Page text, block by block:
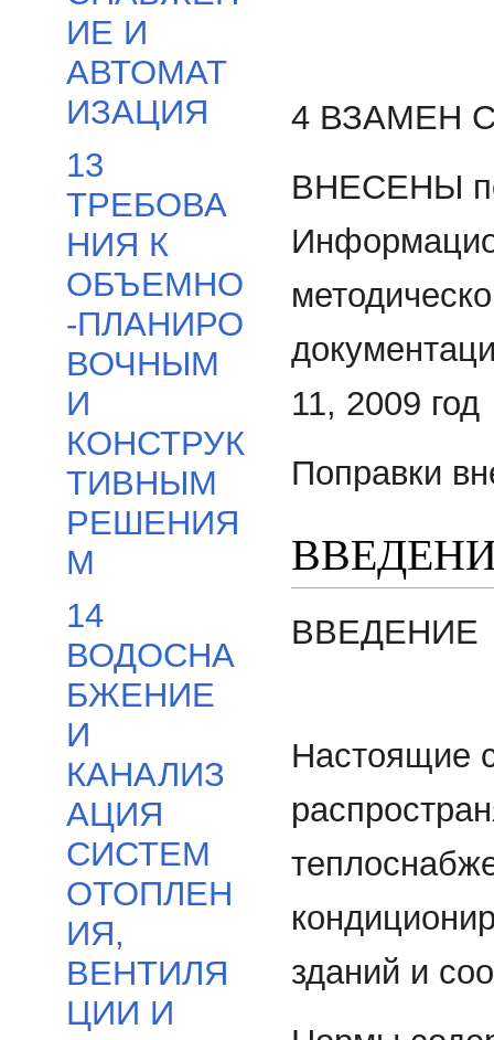
ИЕ И
АВТОМАТ
ИЗАЦИЯ
13
ТРЕБОВА
НИЯ К
ОБЪЕМНО
-ПЛАНИРО
ВОЧНЫМ
И
КОНСТРУК
ТИВНЫМ
РЕШЕНИЯ
М
14
ВОДОСНА
БЖЕНИЕ
И
КАНАЛИЗ
АЦИЯ
СИСТЕМ
ОТОПЛЕН
ИЯ,
ВЕНТИЛЯ
ЦИИ И
4 ВЗАМЕН
ВНЕСЕНЫ
11, 2009 год
Поправки
ВВЕДЕНИЕ
Настоящие
зданий и